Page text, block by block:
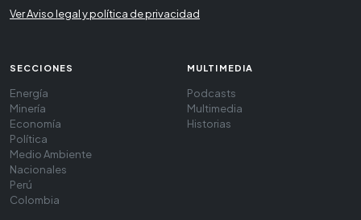
Ver Aviso legal y política de privacidad
SECCIONES
Energía
Minería
Economía
Política
Medio Ambiente
Nacionales
Perú
Colombia
MULTIMEDIA
Podcasts
Multimedia
Historias